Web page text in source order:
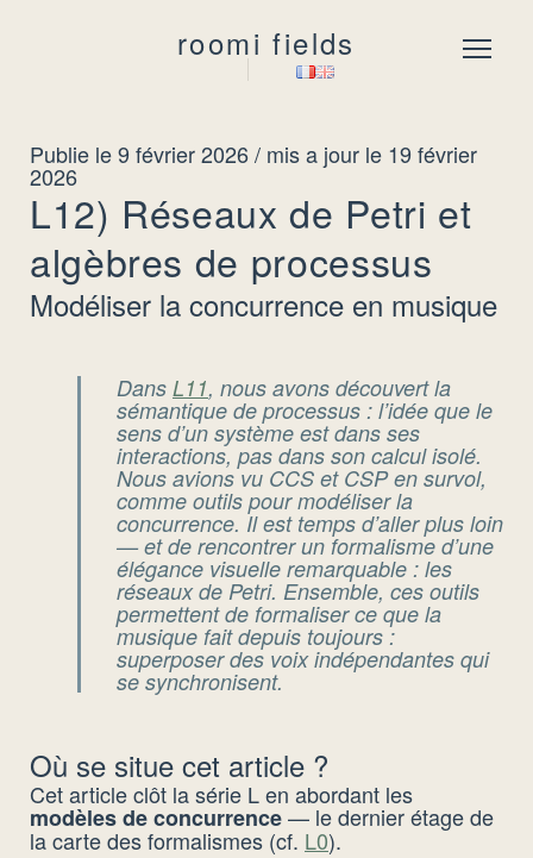
roomi fields Menu
Publie le 9 février 2026/ mis a jour le 19 février
2026
L12) Réseaux de Petri et
algèbres de processus
Modéliser la concurrence en musique
Dans L11, nous avons découvert la
sémantique de processus : l’idée que le
sens d’un système est dans ses
interactions, pas dans son calcul isolé.
Nous avions vu CCS et CSP en survol,
comme outils pour modéliser la
concurrence. Il est temps d’aller plus loin
— et de rencontrer un formalisme d’une
élégance visuelle remarquable : les
réseaux de Petri. Ensemble, ces outils
permettent de formaliser ce que la
musique fait depuis toujours :
superposer des voix indépendantes qui
se synchronisent.
Où se situe cet article ?
Cet article clôt la série L en abordant les
modèles de concurrence— le dernier étage de
la carte des formalismes (cf. L0).